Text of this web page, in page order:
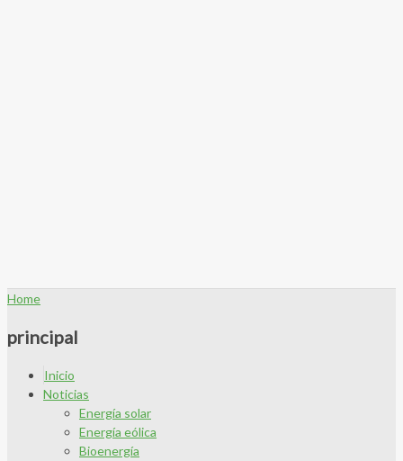
Home
principal
Inicio
Noticias
Energía solar
Energía eólica
Bioenergía